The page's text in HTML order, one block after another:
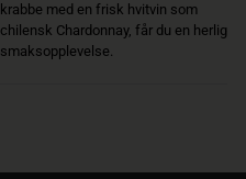
krabbe med en frisk hvitvin som
chilensk Chardonnay, får du en herlig
smaksopplevelse.